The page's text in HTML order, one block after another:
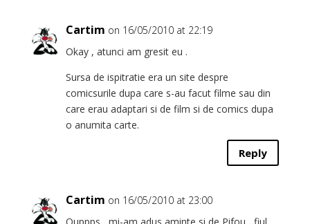
Cartim on 16/05/2010 at 22:19
Okay , atunci am gresit eu .
Sursa de ispitratie era un site despre
comicsurile dupa care s-au facut filme sau din
care erau adaptari si de film si de comics dupa
o anumita carte.
Reply
Cartim on 16/05/2010 at 23:00